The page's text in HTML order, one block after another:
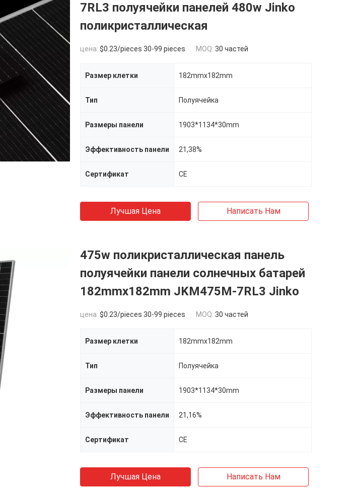
7RL3 полуячейки панелей 480w Jinko
поликристаллическая
цена: $0.23/pieces 30-99 pieces MOQ: 30 частей
Размер клетки 182mmx182mm
Тип Полуячейка
Размеры панели 1903*1134*30mm
Эффективность панели 21,38%
Сертификат CE
Лучшая Цена Написать Нам
475w поликристаллическая панель
полуячейки панели солнечных батарей
182mmx182mm JKM475M-7RL3 Jinko
цена: $0.23/pieces 30-99 pieces MOQ: 30 частей
Размер клетки 182mmx182mm
Тип Полуячейка
Размеры панели 1903*1134*30mm
Эффективность панели 21,16%
Сертификат CE
Лучшая Цена Написать Нам